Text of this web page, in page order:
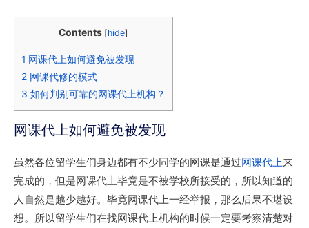
Contents [hide]
1 网课代上如何避免被发现
2 网课代修的模式
3 如何判别可靠的网课代上机构？
网课代上如何避免被发现
虽然各位留学生们身边都有不少同学的网课是通过网课代上来
完成的，但是网课代上毕竟是不被学校所接受的，所以知道的
人自然是越少越好。毕竟网课代上一经举报，那么后果不堪设
想。所以留学生们在找网课代上机构的时候一定要考察清楚对